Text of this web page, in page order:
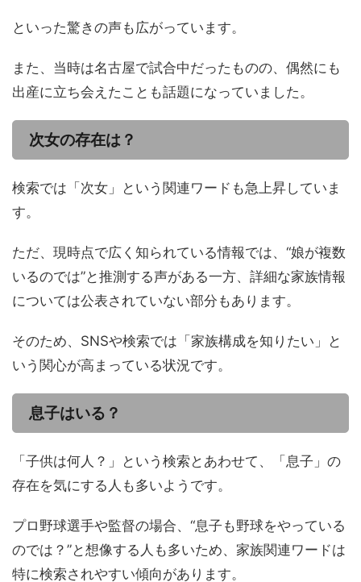
といった驚きの声も広がっています。
また、当時は名古屋で試合中だったものの、偶然にも
出産に立ち会えたことも話題になっていました。
次女の存在は？
検索では「次女」という関連ワードも急上昇していま
す。
ただ、現時点で広く知られている情報では、“娘が複数
いるのでは”と推測する声がある一方、詳細な家族情報
については公表されていない部分もあります。
そのため、SNSや検索では「家族構成を知りたい」と
いう関心が高まっている状況です。
息子はいる？
「子供は何人？」という検索とあわせて、「息子」の
存在を気にする人も多いようです。
プロ野球選手や監督の場合、“息子も野球をやっている
のでは？”と想像する人も多いため、家族関連ワードは
特に検索されやすい傾向があります。